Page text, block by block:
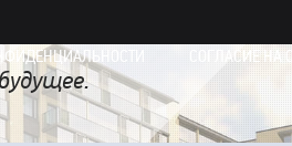
СОГЛАСИЕ